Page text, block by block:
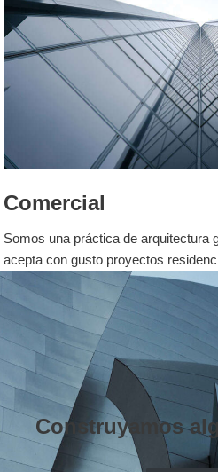
Comercial
Somos una práctica de arquitectura
acepta con gusto proyectos
Construyamos